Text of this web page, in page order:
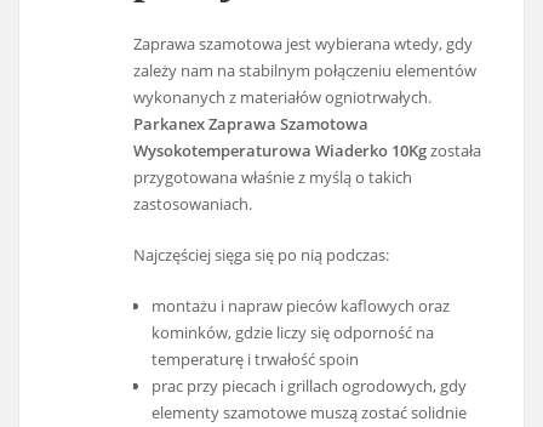
Zaprawa szamotowa jest wybierana wtedy, gdy
zależy nam na stabilnym połączeniu elementów
wykonanych z materiałów ogniotrwałych.
Parkanex Zaprawa Szamotowa
Wysokotemperaturowa Wiaderko 10Kgzostała
przygotowana właśnie z myślą o takich
zastosowaniach.
Najczęściej sięga się po nią podczas:
montażu i napraw pieców kaflowych oraz
kominków, gdzie liczy się odporność na
temperaturę i trwałość spoin
prac przy piecach i grillach ogrodowych, gdy
elementy szamotowe muszą zostać solidnie